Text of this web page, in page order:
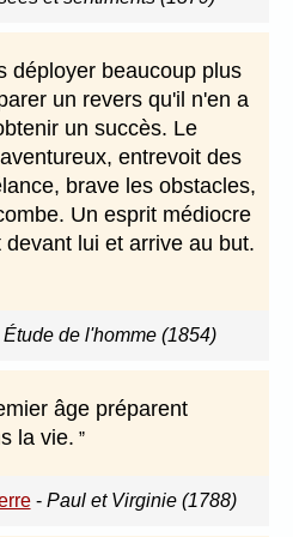
déployer beaucoup plus
un revers qu'il n'en a
un succès. Le
entrevoit des
brave les obstacles,
Un esprit médiocre
lui et arrive au but.
Étude de l'homme (1854)
âge préparent
la vie.
- Paul et Virginie (1788)